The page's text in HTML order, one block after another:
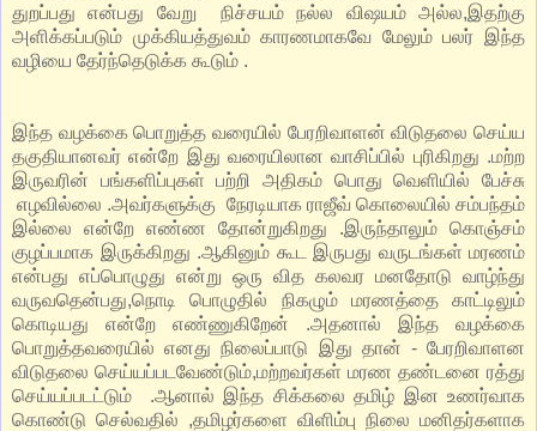
துறப்பது என்பது வேறு நிச்சயம் நல்ல விஷயம் அல்ல,இதற்கு
அளிக்கப்படும் முக்கியத்துவம் காரணமாகவே மேலும் பலர் இந்த
வழியை தேர்ந்தெடுக்க கூடும் .
இந்த வழக்கை பொறுத்த வரையில் பேரறிவாளன் விடுதலை செய்ய
தகுதியானவர் என்றே இது வரையிலான வாசிப்பில் புரிகிறது .மற்ற
இருவரின் பங்களிப்புகள் பற்றி அதிகம் பொது வெளியில் பேச்சு
எழவில்லை .அவர்களுக்கு நேரடியாக ராஜீவ் கொலையில் சம்பந்தம்
இல்லை என்றே எண்ண தோன்றுகிறது .இருந்தாலும் கொஞ்சம்
குழப்பமாக இருக்கிறது .ஆகினும் கூட இருபது வருடங்கள் மரணம்
என்பது எப்பொழுது என்று ஒரு வித கலவர மனதோடு வாழ்ந்து
வருவதென்பது,நொடி பொழுதில் நிகழும் மரணத்தை காட்டிலும்
கொடியது என்றே எண்ணுகிறேன் .அதனால் இந்த வழக்கை
பொறுத்தவரையில் எனது நிலைப்பாடு இது தான் - பேரறிவாளன
விடுதலை செய்யப்படவேண்டும்,மற்றவர்கள் மரண தண்டனை ரத்து
செய்யப்படட்டும் .ஆனால் இந்த சிக்கலை தமிழ் இன உணர்வாக
கொண்டு செல்வதில் ,தமிழர்களை விளிம்பு நிலை மனிதர்களாக